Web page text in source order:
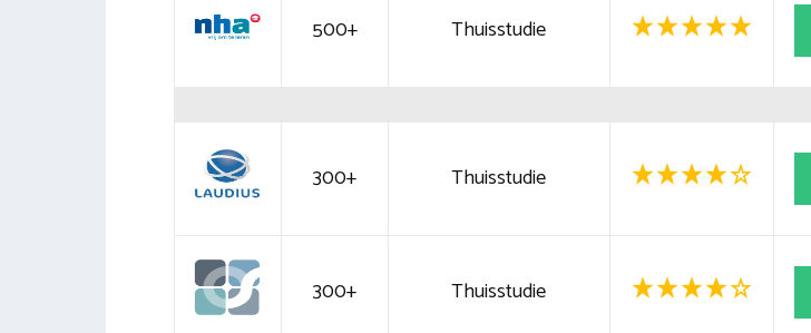
500+ Thuisstudie
300+ Thuisstudie
300+ Thuisstudie